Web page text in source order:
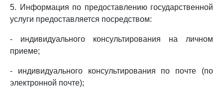
5. Информация по предоставлению государственной
услуги предоставляется посредством:
- индивидуального консультирования на личном
приеме;
- индивидуального консультирования по почте (по
электронной почте);